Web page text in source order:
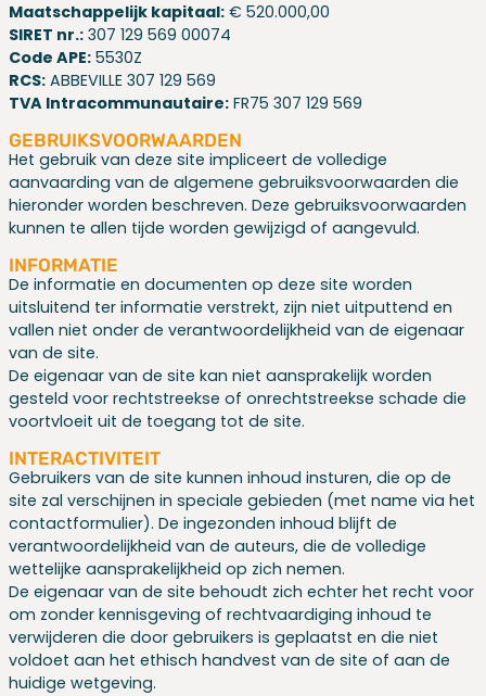
Maatschappelijk kapitaal: € 520.000,00
SIRET nr.: 307 129 569 00074
Code APE: 5530Z
RCS: ABBEVILLE 307 129 569
TVA Intracommunautaire: FR75 307 129 569
GEBRUIKSVOORWAARDEN
Het gebruik van deze site impliceert de volledige
aanvaarding van de algemene gebruiksvoorwaarden die
hieronder worden beschreven. Deze gebruiksvoorwaarden
kunnen te allen tijde worden gewijzigd of aangevuld.
INFORMATIE
De informatie en documenten op deze site worden
uitsluitend ter informatie verstrekt, zijn niet uitputtend en
vallen niet onder de verantwoordelijkheid van de eigenaar
van de site.
De eigenaar van de site kan niet aansprakelijk worden
gesteld voor rechtstreekse of onrechtstreekse schade die
voortvloeit uit de toegang tot de site.
INTERACTIVITEIT
Gebruikers van de site kunnen inhoud insturen, die op de
site zal verschijnen in speciale gebieden (met name via het
contactformulier). De ingezonden inhoud blijft de
verantwoordelijkheid van de auteurs, die de volledige
wettelijke aansprakelijkheid op zich nemen.
De eigenaar van de site behoudt zich echter het recht voor
om zonder kennisgeving of rechtvaardiging inhoud te
verwijderen die door gebruikers is geplaatst en die niet
voldoet aan het ethisch handvest van de site of aan de
huidige wetgeving.